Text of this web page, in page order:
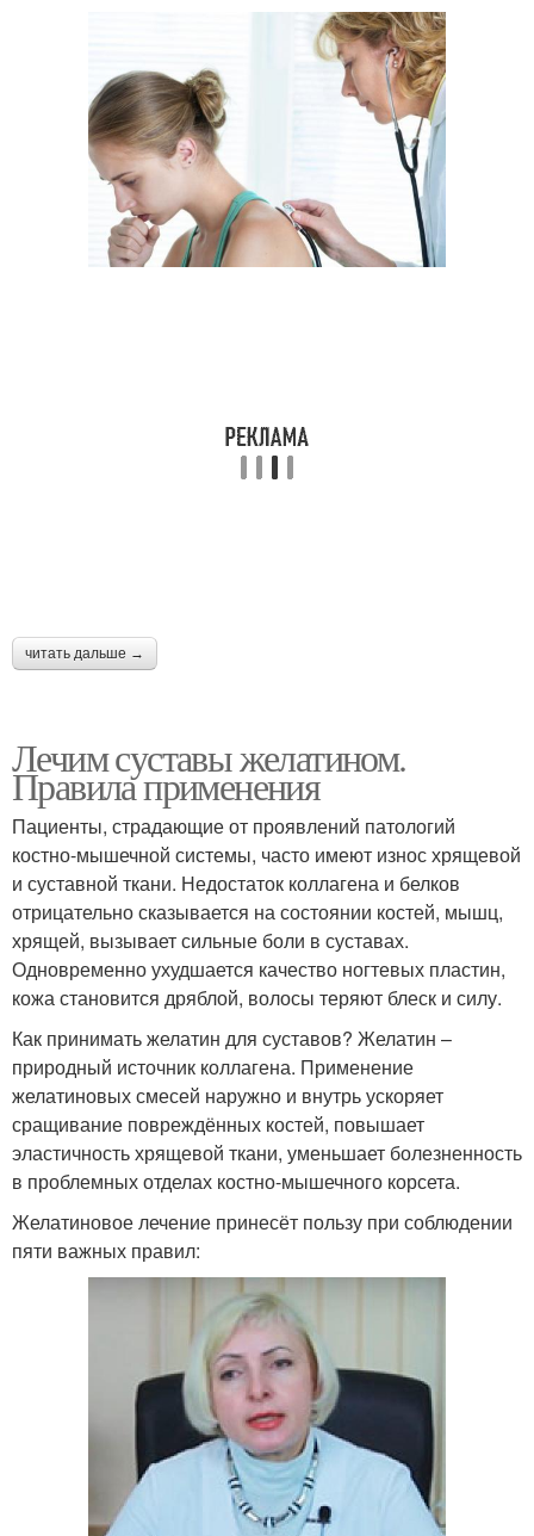
читать дальше →
Лечим суставы желатином.
Правила применения
Пациенты, страдающие от проявлений патологий
костно-мышечной системы, часто имеют износ хрящевой
и суставной ткани. Недостаток коллагена и белков
отрицательно сказывается на состоянии костей, мышц,
хрящей, вызывает сильные боли в суставах.
Одновременно ухудшается качество ногтевых пластин,
кожа становится дряблой, волосы теряют блеск и силу.
Как принимать желатин для суставов? Желатин –
природный источник коллагена. Применение
желатиновых смесей наружно и внутрь ускоряет
сращивание повреждённых костей, повышает
эластичность хрящевой ткани, уменьшает болезненность
в проблемных отделах костно-мышечного корсета.
Желатиновое лечение принесёт пользу при соблюдении
пяти важных правил: